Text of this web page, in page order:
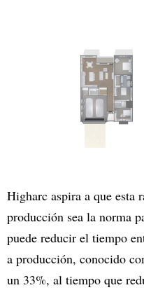
Higharc aspira a que esta
producción sea la norma
puede reducir el tiempo
a producción, conocido
un 33%, al tiempo que